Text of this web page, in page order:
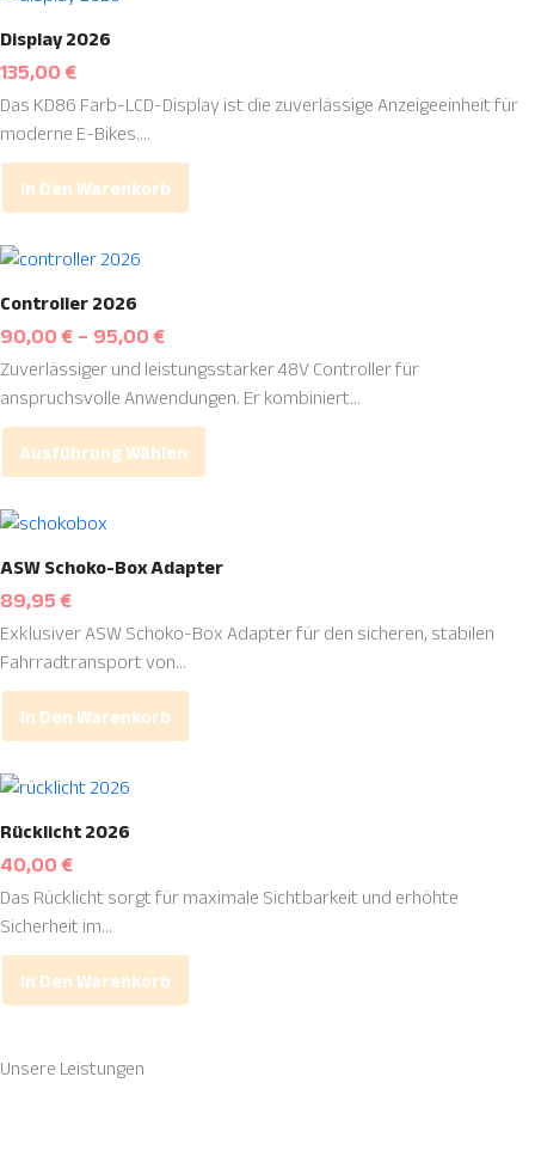
der
Produktseite
gewählt
werden
Display 2026
135,00€
Das KD86 Farb-LCD-Display ist die zuverlässige Anzeigeeinheit für
moderne E-Bikes....
In Den Warenkorb
Controller 2026
90,00€ – 95,00€
Zuverlässiger und leistungsstarker 48V Controller für
anspruchsvolle Anwendungen. Er kombiniert...
Ausführung Wählen
Dieses
weist
mehrere
Varianten
auf.
Die
Optionen
auf
Produktseite
gewählt
werden
ASW Schoko-Box Adapter
89,95€
Exklusiver ASW Schoko-Box Adapter für den sicheren, stabilen
Fahrradtransport von...
In Den Warenkorb
Rücklicht 2026
40,00€
Das Rücklicht sorgt für maximale Sichtbarkeit und erhöhte
Sicherheit im...
In Den Warenkorb
Unsere Leistungen